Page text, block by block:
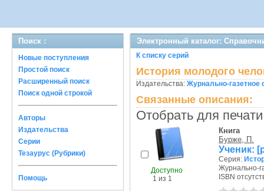
Поиск :
Новые поступления
Простой поиск
Расширенный поиск
Поиск одной строкой
Авторы
Издательства
Серии
Тезаурус (Рубрики)
Помощь
Электронный каталог:
К списку серий
История молодого
Издательства: Журнально-газетное
Связанные описания:
Отобрать для
Доступно
1 из 1
Книга
Бурже, П.
Ученик:
Серия:
Журнально-
ISBN